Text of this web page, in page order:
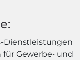
Dienstleistungen
Gewerbe- und